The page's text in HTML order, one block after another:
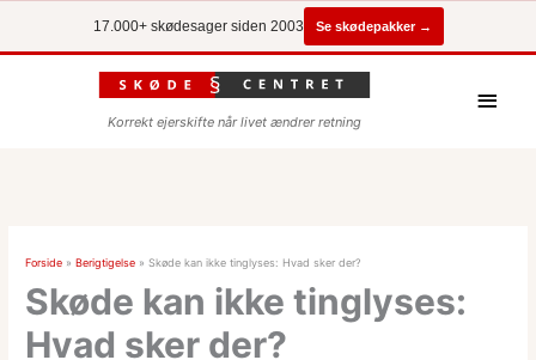
17.000+ skødesager siden 2003 Se skødepakker →
Korrekt ejerskifte når livet ændrer retning
Forside »Berigtigelse »Skøde kan ikke tinglyses: Hvad sker der?
Skøde kan ikke tinglyses:
Hvad sker der?